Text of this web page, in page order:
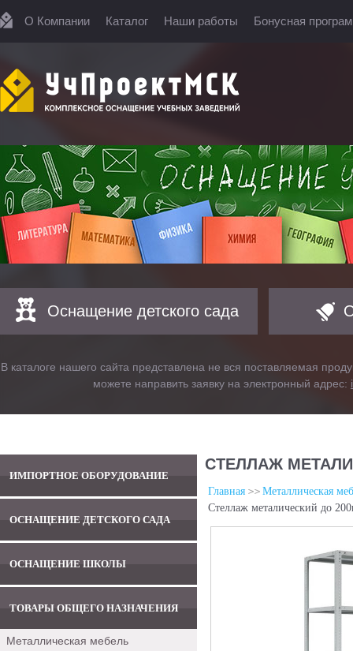
О Компании Каталог Наши работы Бонусная
Оснащение детского сада
В каталоге нашего сайта представлена не вся поставляемая
можете направить заявку на электронный адрес:
ИМПОРТНОЕ ОБОРУДОВАНИЕ
ОСНАЩЕНИЕ ДЕТСКОГО САДА
ОСНАЩЕНИЕ ШКОЛЫ
ТОВАРЫ ОБЩЕГО НАЗНАЧЕНИЯ
Металлическая мебель
СТЕЛЛАЖ
Главная
Металлическая
Стеллаж металический до